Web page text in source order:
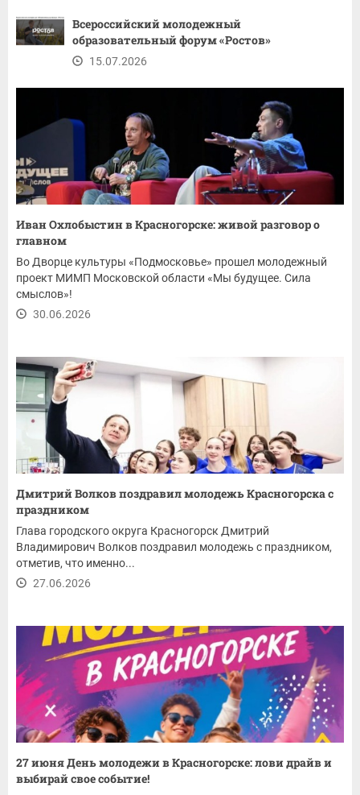
Всероссийский молодежный
образовательный форум «Ростов»
15.07.2026
Иван Охлобыстин в Красногорске: живой разговор о
главном
Во Дворце культуры «Подмосковье» прошел молодежный
проект МИМП Московской области «Мы будущее. Сила
смыслов»!
30.06.2026
Дмитрий Волков поздравил молодежь Красногорска с
праздником
Глава городского округа Красногорск Дмитрий
Владимирович Волков поздравил молодежь с праздником,
отметив, что именно...
27.06.2026
27 июня День молодежи в Красногорске: лови драйв и
выбирай свое событие!